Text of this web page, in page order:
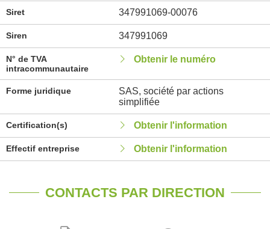
Siret 347991069-00076
Siren 347991069
N° de TVA
intracommunautaire
Obtenir le numéro
Forme juridique
SAS, société par actions
simplifiée
Certification(s) Obtenir l'information
Effectif entreprise Obtenir l'information
CONTACTS PAR DIRECTION